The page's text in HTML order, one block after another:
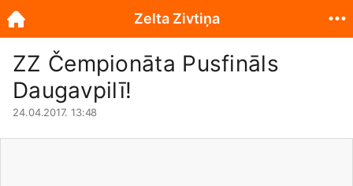
ZZ Čempionāta Pusfināls
Daugavpilī!
24.04.2017. 13:48
Zelta Zivtiņa